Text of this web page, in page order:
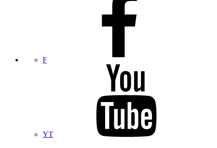
F
YT